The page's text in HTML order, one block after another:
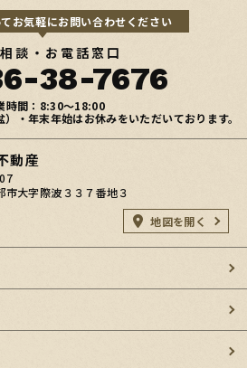
お気軽にお問い合わせください
談・お電話窓口
38-7676
時間：8:30〜18:00
・年末年始はお休みをいただいております。
動産
市大字際波３３７番地３
地図を開く